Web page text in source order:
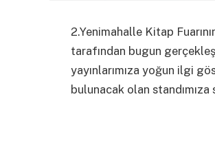
2.Yenimahalle Kitap
tarafından bugun
yayınlarımıza yoğun ilgi
bulunacak olan